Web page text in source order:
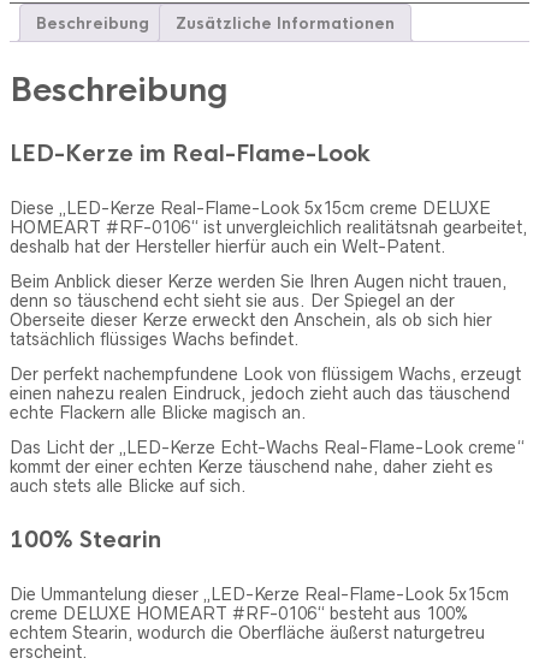
Beschreibung Zusätzliche Informationen
Beschreibung
LED-Kerze im Real-Flame-Look
Diese „LED-Kerze Real-Flame-Look 5x15cm creme DELUXE
HOMEART #RF-0106“ ist unvergleichlich realitätsnah gearbeitet,
deshalb hat der Hersteller hierfür auch ein Welt-Patent.
Beim Anblick dieser Kerze werden Sie Ihren Augen nicht trauen,
denn so täuschend echt sieht sie aus. Der Spiegel an der
Oberseite dieser Kerze erweckt den Anschein, als ob sich hier
tatsächlich flüssiges Wachs befindet.
Der perfekt nachempfundene Look von flüssigem Wachs, erzeugt
einen nahezu realen Eindruck, jedoch zieht auch das täuschend
echte Flackern alle Blicke magisch an.
Das Licht der „LED-Kerze Echt-Wachs Real-Flame-Look creme“
kommt der einer echten Kerze täuschend nahe, daher zieht es
auch stets alle Blicke auf sich.
100% Stearin
Die Ummantelung dieser „LED-Kerze Real-Flame-Look 5x15cm
creme DELUXE HOMEART #RF-0106“ besteht aus 100%
echtem Stearin, wodurch die Oberfläche äußerst naturgetreu
erscheint.